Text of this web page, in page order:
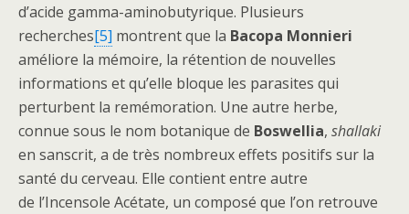
d’acide gamma-aminobutyrique. Plusieurs
recherches[5] montrent que la Bacopa Monnieri
améliore la mémoire, la rétention de nouvelles
informations et qu’elle bloque les parasites qui
perturbent la remémoration. Une autre herbe,
connue sous le nom botanique de Boswellia, shallaki
en sanscrit, a de très nombreux effets positifs sur la
santé du cerveau. Elle contient entre autre
de l’Incensole Acétate, un composé que l’on retrouve